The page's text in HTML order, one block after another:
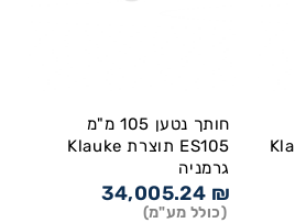
חותך נטען 105 מ"מ
ES105 תוצרת Klauke
גרמניה
34,005.24 ₪
(כולל מע"מ)